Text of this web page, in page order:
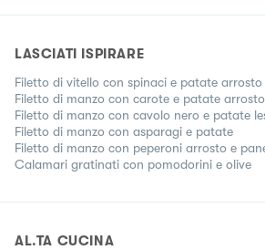
LASCIATI ISPIRARE
Filetto di vitello con spinaci e patate arrosto
Filetto di manzo con carote e patate arrosto
Filetto di manzo con cavolo nero e patate
Filetto di manzo con asparagi e patate
Filetto di manzo con peperoni arrosto e
Calamari gratinati con pomodorini e olive
AL.TA CUCINA